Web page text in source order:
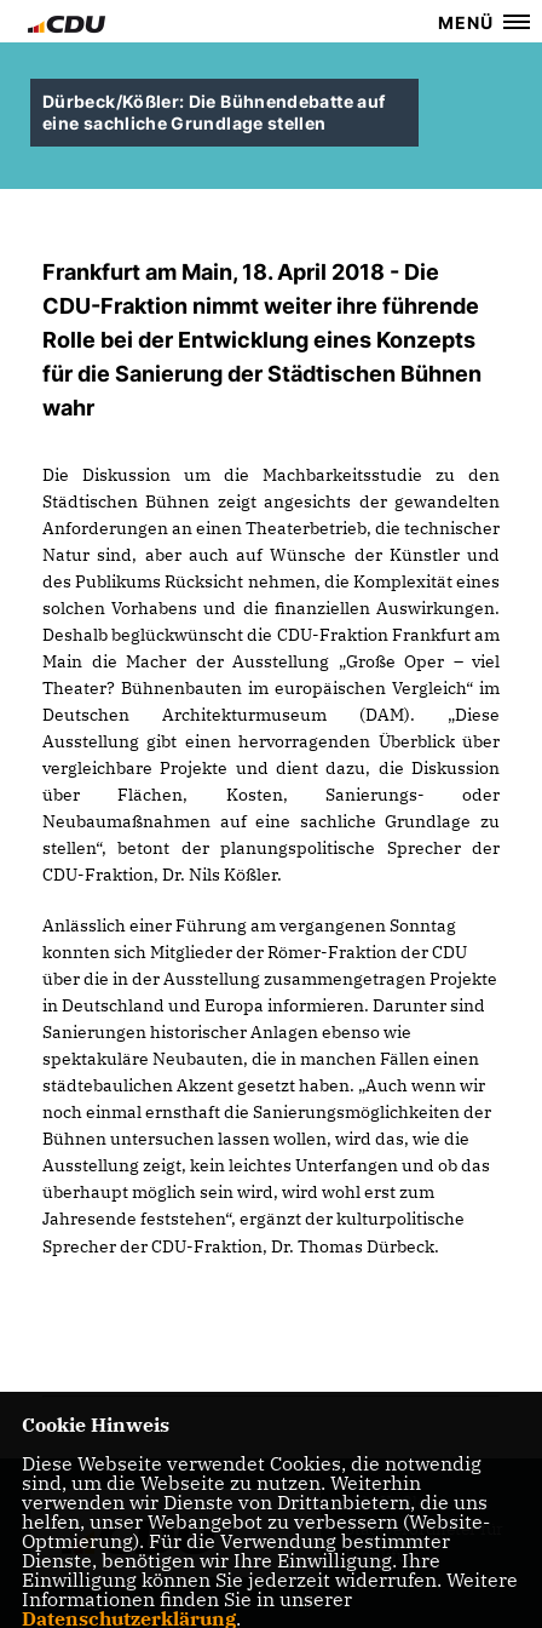
MENÜ
Dürbeck/Kößler: Die Bühnendebatte auf
eine sachliche Grundlage stellen
Frankfurt am Main, 18. April 2018 - Die
CDU-Fraktion nimmt weiter ihre führende
Rolle bei der Entwicklung eines Konzepts
für die Sanierung der Städtischen Bühnen
wahr
Die Diskussion um die Machbarkeitsstudie zu den
Städtischen Bühnen zeigt angesichts der gewandelten
Anforderungen an einen Theaterbetrieb, die technischer
Natur sind, aber auch auf Wünsche der Künstler und
des Publikums Rücksicht nehmen, die Komplexität eines
solchen Vorhabens und die finanziellen Auswirkungen.
Deshalb beglückwünscht die CDU-Fraktion Frankfurt am
Main die Macher der Ausstellung „Große Oper – viel
Theater? Bühnenbauten im europäischen Vergleich“ im
Deutschen Architekturmuseum (DAM). „Diese
Ausstellung gibt einen hervorragenden Überblick über
vergleichbare Projekte und dient dazu, die Diskussion
über Flächen, Kosten, Sanierungs- oder
Neubaumaßnahmen auf eine sachliche Grundlage zu
stellen“, betont der planungspolitische Sprecher der
CDU-Fraktion, Dr. Nils Kößler.
Anlässlich einer Führung am vergangenen Sonntag
konnten sich Mitglieder der Römer-Fraktion der CDU
über die in der Ausstellung zusammengetragen Projekte
in Deutschland und Europa informieren. Darunter sind
Sanierungen historischer Anlagen ebenso wie
spektakuläre Neubauten, die in manchen Fällen einen
städtebaulichen Akzent gesetzt haben. „Auch wenn wir
noch einmal ernsthaft die Sanierungsmöglichkeiten der
Bühnen untersuchen lassen wollen, wird das, wie die
Ausstellung zeigt, kein leichtes Unterfangen und ob das
überhaupt möglich sein wird, wird wohl erst zum
Jahresende feststehen“, ergänzt der kulturpolitische
Sprecher der CDU-Fraktion, Dr. Thomas Dürbeck.
Nils Kößler -
Stadtverordneter für
Frankfurt
Cookie Hinweis
Diese Webseite verwendet Cookies, die notwendig
sind, um die Webseite zu nutzen. Weiterhin
verwenden wir Dienste von Drittanbietern, die uns
helfen, unser Webangebot zu verbessern (Website-
Optmierung). Für die Verwendung bestimmter
Dienste, benötigen wir Ihre Einwilligung. Ihre
Einwilligung können Sie jederzeit widerrufen. Weitere
Informationen finden Sie in unserer
Datenschutzerklärung.